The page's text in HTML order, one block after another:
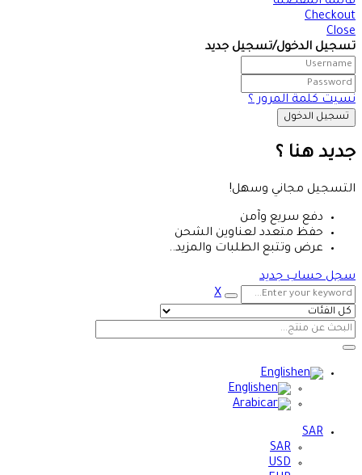
Checkout
Close
تسجيل الدخول/تسجيل جديد
نسيت كلمة المرور ؟
جديد هنا ؟
التسجيل مجاني وسهل!
دفع سريع وآمن
حفظ متعدد لعناوين الشحن
عرض وتتبع الطلبات والمزيد..
سجل حساب جديد
X
English
English
Arabic
SAR
SAR
USD